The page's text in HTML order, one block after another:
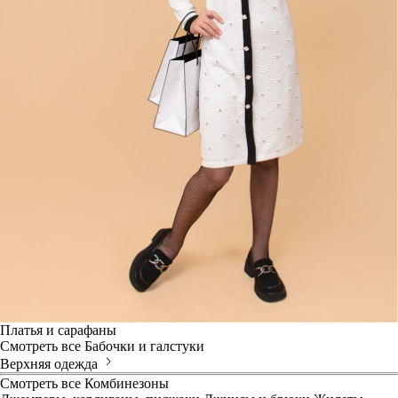
Платья и сарафаны
Смотреть все Бабочки и галстуки
Верхняя одежда
Смотреть все Комбинезоны